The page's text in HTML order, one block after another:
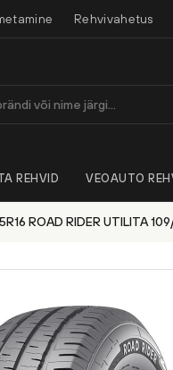
Rehvivahetus
REHVID VEOAUTO
ROAD RIDER UTILITA